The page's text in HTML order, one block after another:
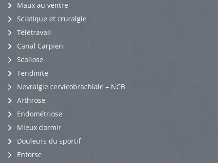
Maux au ventre
Sciatique et cruralgie
Télétravail
Canal Carpien
Scoliose
Tendinite
Nevralgie cervicobrachiale – NCB
Arthrose
Endométriose
Mieux dormir
Douleurs du sportif
Entorse